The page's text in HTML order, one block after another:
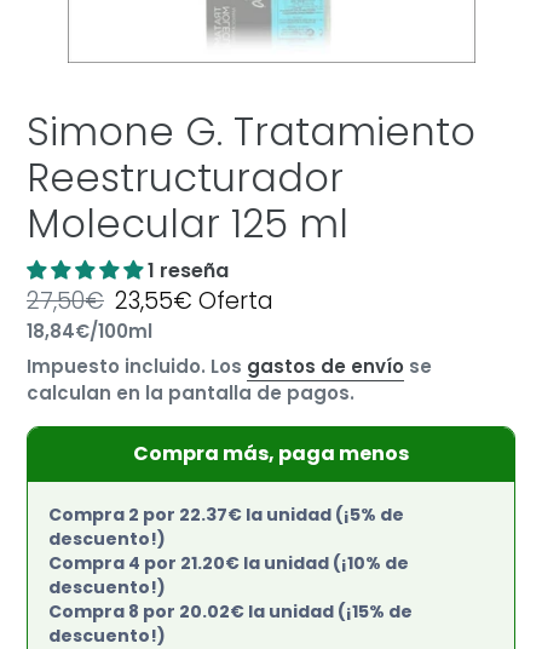
Simone G. Tratamiento
Reestructurador
Molecular 125 ml
1 reseña
Precio
habitual
27,50€ Precio
de
oferta
23,55€Oferta
Precio
unitario
18,84€/por
100ml
Impuesto incluido. Los gastos de envío se
calculan en la pantalla de pagos.
Compra más, paga menos
Compra 2 por 22.37€ la unidad (¡5% de
descuento!)
Compra 4 por 21.20€ la unidad (¡10% de
descuento!)
Compra 8 por 20.02€ la unidad (¡15% de
descuento!)